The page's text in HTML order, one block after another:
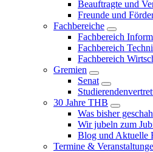
Beauftragte und
Freunde und
Fachbereiche
Fachbereich
Fachbereich
Fachbereich
Gremien
Senat
30 Jahre THB
Was bisher geschah
Wir jubeln zum
Blog und Aktuelle
Termine &